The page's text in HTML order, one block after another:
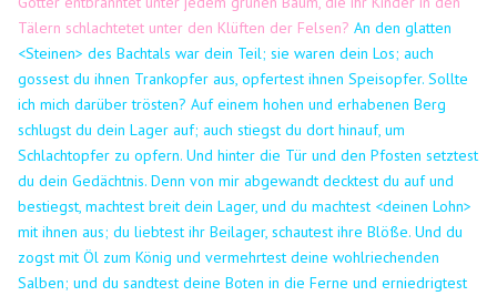
Tälern schlachtetet unter den Klüften der Felsen? An den glatten
<Steinen> des Bachtals war dein Teil; sie waren dein Los; auch
gossest du ihnen Trankopfer aus, opfertest ihnen Speisopfer. Sollte
ich mich darüber trösten?Auf einem hohen und erhabenen Berg
schlugst du dein Lager auf; auch stiegst du dort hinauf, um
Schlachtopfer zu opfern.Und hinter die Tür und den Pfosten setztest
du dein Gedächtnis. Denn von mir abgewandt decktest du auf und
bestiegst, machtest breit dein Lager, und du machtest <deinen Lohn>
mit ihnen aus; du liebtest ihr Beilager, schautest ihre Blöße.Und du
zogst mit Öl zum König und vermehrtest deine wohlriechenden
Salben; und du sandtest deine Boten in die Ferne und erniedrigtest